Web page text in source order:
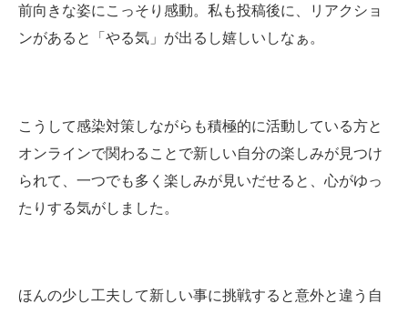
前向きな姿にこっそり感動。私も投稿後に、リアクショ
ンがあると「やる気」が出るし嬉しいしなぁ。
こうして感染対策しながらも積極的に活動している方と
オンラインで関わることで新しい自分の楽しみが見つけ
られて、一つでも多く楽しみが見いだせると、心がゆっ
たりする気がしました。
ほんの少し工夫して新しい事に挑戦すると意外と違う自